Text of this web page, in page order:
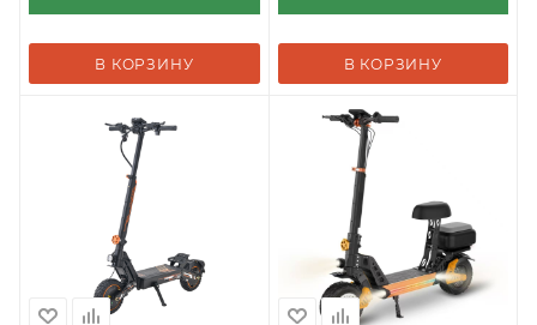
В КОРЗИНУ В КОРЗИНУ